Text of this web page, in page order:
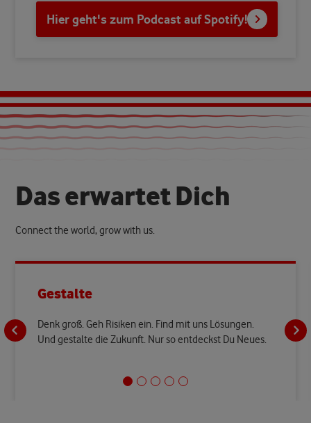
Hier geht's zum Podcast auf Spotify!
DaserwartetDich
Connect the world, grow with us.
Gestalte
Denk groß. Geh Risiken ein. Find mit uns Lösungen.
Und gestalte die Zukunft. Nur so entdeckst Du Neues.